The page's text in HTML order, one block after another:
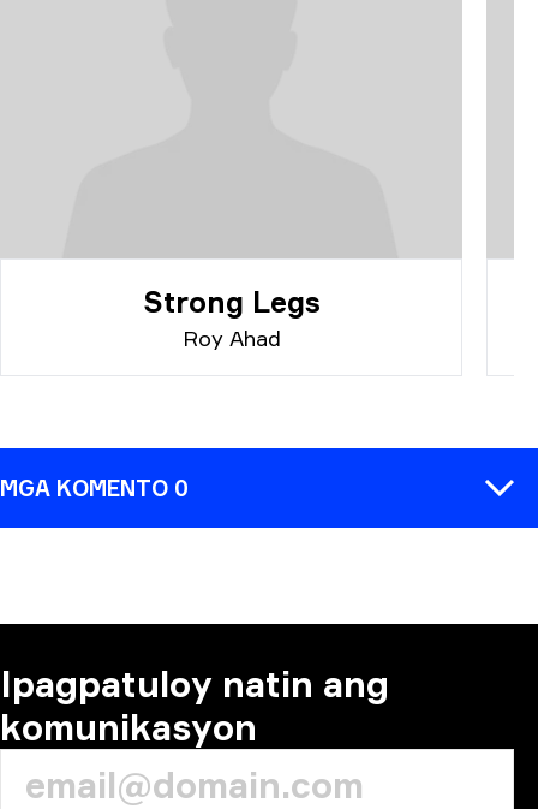
Strong Legs
Roy Ahad
MGA KOMENTO 0
Ipagpatuloy natin ang
komunikasyon